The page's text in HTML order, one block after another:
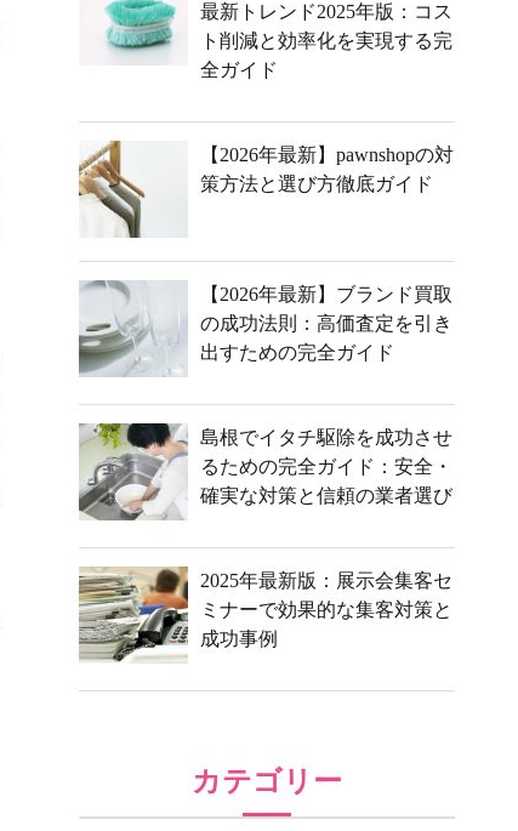
最新トレンド2025年版：コス
ト削減と効率化を実現する完
全ガイド
【2026年最新】pawnshopの対
策方法と選び方徹底ガイド
【2026年最新】ブランド買取
の成功法則：高価査定を引き
出すための完全ガイド
島根でイタチ駆除を成功させ
るための完全ガイド：安全・
確実な対策と信頼の業者選び
2025年最新版：展示会集客セ
ミナーで効果的な集客対策と
成功事例
カテゴリー